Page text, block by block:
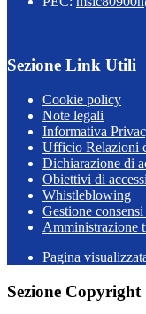
Sezione Link Utili
Cookie policy
Note legali
Informativa
Ufficio Relazioni
Dichiarazione di
Obiettivi di
Whistleblowing
Gestione
Amministrazione
Pagina
Sezione Copyright